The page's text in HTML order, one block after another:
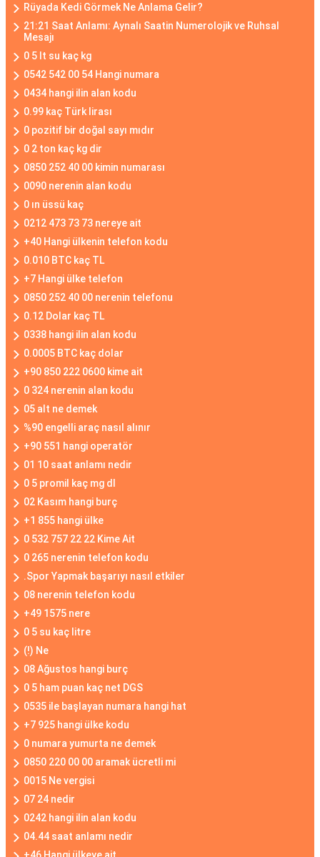
Rüyada Kedi Görmek Ne Anlama Gelir?
21:21 Saat Anlamı: Aynalı Saatin Numerolojik ve Ruhsal
Mesajı
0 5 lt su kaç kg
0542 542 00 54 Hangi numara
0434 hangi ilin alan kodu
0.99 kaç Türk lirası
0 pozitif bir doğal sayı mıdır
0 2 ton kaç kg dir
0850 252 40 00 kimin numarası
0090 nerenin alan kodu
0 ın üssü kaç
0212 473 73 73 nereye ait
+40 Hangi ülkenin telefon kodu
0.010 BTC kaç TL
+7 Hangi ülke telefon
0850 252 40 00 nerenin telefonu
0.12 Dolar kaç TL
0338 hangi ilin alan kodu
0.0005 BTC kaç dolar
+90 850 222 0600 kime ait
0 324 nerenin alan kodu
05 alt ne demek
%90 engelli araç nasıl alınır
+90 551 hangi operatör
01 10 saat anlamı nedir
0 5 promil kaç mg dl
02 Kasım hangi burç
+1 855 hangi ülke
0 532 757 22 22 Kime Ait
0 265 nerenin telefon kodu
.Spor Yapmak başarıyı nasıl etkiler
08 nerenin telefon kodu
+49 1575 nere
0 5 su kaç litre
(!) Ne
08 Ağustos hangi burç
0 5 ham puan kaç net DGS
0535 ile başlayan numara hangi hat
+7 925 hangi ülke kodu
0 numara yumurta ne demek
0850 220 00 00 aramak ücretli mi
0015 Ne vergisi
07 24 nedir
0242 hangi ilin alan kodu
04.44 saat anlamı nedir